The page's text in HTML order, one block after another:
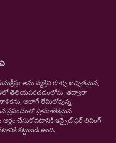
అను వ్యక్తిని గూర్చి ఖచ్చితమైన,
తెలియపరచడంలోను, తద్వారా
అలాగే లేమిలోవున్న,
ప్రపంచంలో ప్రామాణికమైన
అర్థం చేసుకోవటానికి ఇన్సైట్ ఫర్ లివింగ్
కట్టుబడి ఉంది.